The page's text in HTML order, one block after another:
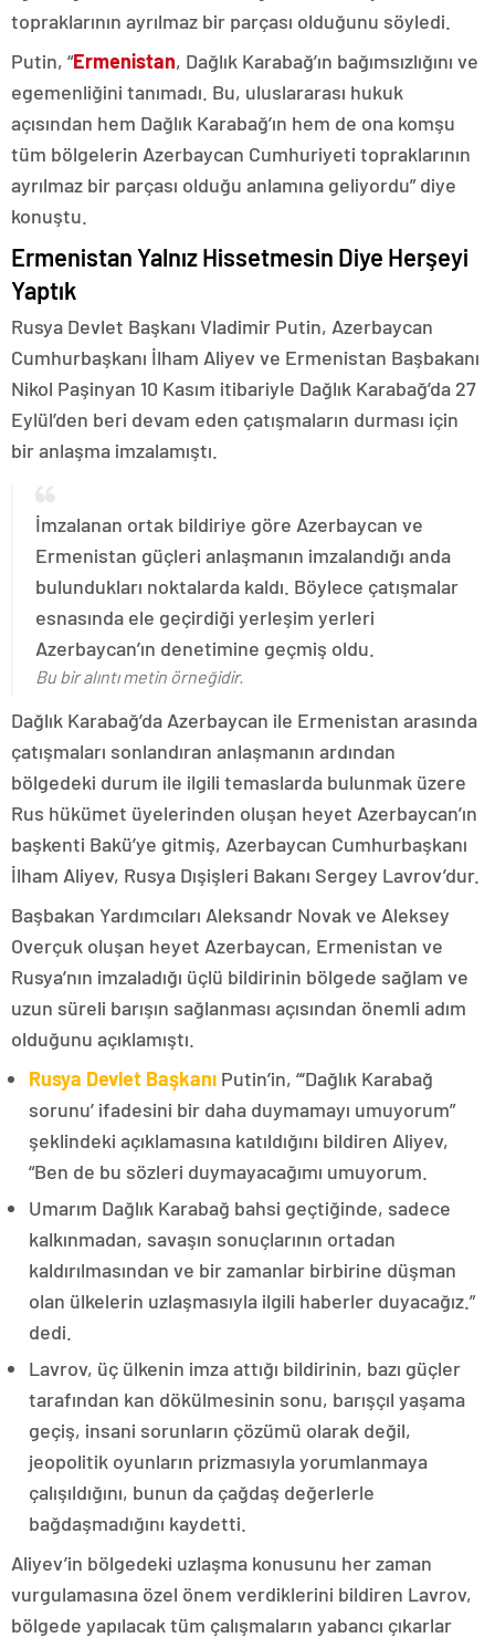
topraklarının ayrılmaz bir parçası olduğunu söyledi.
Putin, “Ermenistan, Dağlık Karabağ’ın bağımsızlığını ve
egemenliğini tanımadı. Bu, uluslararası hukuk
açısından hem Dağlık Karabağ’ın hem de ona komşu
tüm bölgelerin Azerbaycan Cumhuriyeti topraklarının
ayrılmaz bir parçası olduğu anlamına geliyordu” diye
konuştu.
Ermenistan Yalnız Hissetmesin Diye Herşeyi
Yaptık
Rusya Devlet Başkanı Vladimir Putin, Azerbaycan
Cumhurbaşkanı İlham Aliyev ve Ermenistan Başbakanı
Nikol Paşinyan 10 Kasım itibariyle Dağlık Karabağ’da 27
Eylül’den beri devam eden çatışmaların durması için
bir anlaşma imzalamıştı.
İmzalanan ortak bildiriye göre Azerbaycan ve
Ermenistan güçleri anlaşmanın imzalandığı anda
bulundukları noktalarda kaldı. Böylece çatışmalar
esnasında ele geçirdiği yerleşim yerleri
Azerbaycan’ın denetimine geçmiş oldu.
Bu bir alıntı metin örneğidir.
Dağlık Karabağ’da Azerbaycan ile Ermenistan arasında
çatışmaları sonlandıran anlaşmanın ardından
bölgedeki durum ile ilgili temaslarda bulunmak üzere
Rus hükümet üyelerinden oluşan heyet Azerbaycan’ın
başkenti Bakü’ye gitmiş, Azerbaycan Cumhurbaşkanı
İlham Aliyev, Rusya Dışişleri Bakanı Sergey Lavrov’dur.
Başbakan Yardımcıları Aleksandr Novak ve Aleksey
Overçuk oluşan heyet Azerbaycan, Ermenistan ve
Rusya’nın imzaladığı üçlü bildirinin bölgede sağlam ve
uzun süreli barışın sağlanması açısından önemli adım
olduğunu açıklamıştı.
Rusya Devlet Başkanı Putin’in, “‘Dağlık Karabağ
sorunu’ ifadesini bir daha duymamayı umuyorum”
şeklindeki açıklamasına katıldığını bildiren Aliyev,
“Ben de bu sözleri duymayacağımı umuyorum.
Umarım Dağlık Karabağ bahsi geçtiğinde, sadece
kalkınmadan, savaşın sonuçlarının ortadan
kaldırılmasından ve bir zamanlar birbirine düşman
olan ülkelerin uzlaşmasıyla ilgili haberler duyacağız.”
dedi.
Lavrov, üç ülkenin imza attığı bildirinin, bazı güçler
tarafından kan dökülmesinin sonu, barışçıl yaşama
geçiş, insani sorunların çözümü olarak değil,
jeopolitik oyunların prizmasıyla yorumlanmaya
çalışıldığını, bunun da çağdaş değerlerle
bağdaşmadığını kaydetti.
Aliyev’in bölgedeki uzlaşma konusunu her zaman
vurgulamasına özel önem verdiklerini bildiren Lavrov,
bölgede yapılacak tüm çalışmaların yabancı çıkarlar